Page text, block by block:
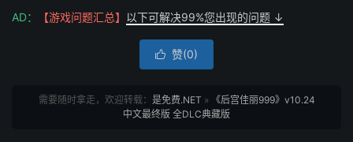
AD： 【游戏问题汇总】 以下可解决99%您出现的问题 ↓
 赞(0)
需要随时拿走，欢迎转载： 是免费.NET » 《后宫佳丽999》v10.24
中文最终版 全DLC典藏版